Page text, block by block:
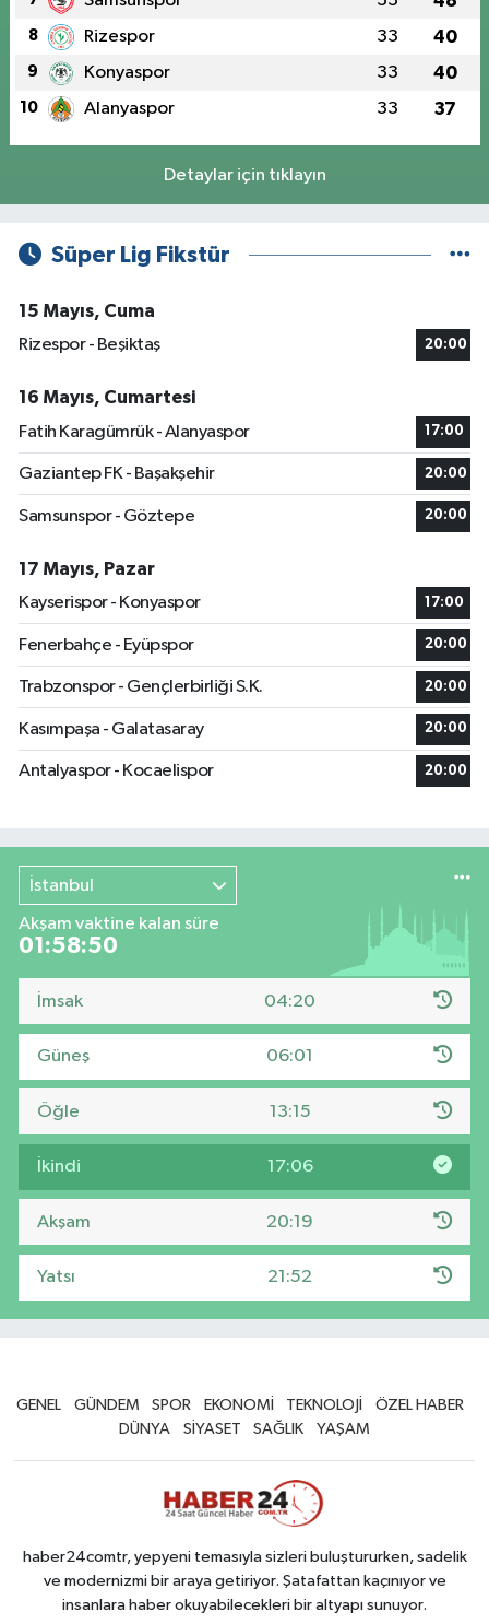
8 Rizespor 33 40
9 Konyaspor 33 40
10 Alanyaspor 33 37
Detaylar için tıklayın
Süper Lig Fikstür
15 Mayıs, Cuma
Rizespor - Beşiktaş
20:00
16 Mayıs, Cumartesi
Fatih Karagümrük - Alanyaspor
17:00
Gaziantep FK - Başakşehir 20:00
Samsunspor - Göztepe 20:00
17 Mayıs, Pazar
Kayserispor - Konyaspor
17:00
Fenerbahçe - Eyüpspor 20:00
Trabzonspor - Gençlerbirliği S.K. 20:00
Kasımpaşa - Galatasaray 20:00
Antalyaspor - Kocaelispor 20:00
İstanbul
Akşam vaktine kalan süre
01:58:49
İmsak 04:20
Güneş 06:01
Öğle 13:15
İkindi 17:06
Akşam 20:19
Yatsı 21:52
GENEL GÜNDEM SPOR EKONOMİ TEKNOLOJİ
ÖZEL HABER
DÜNYA
SİYASET SAĞLIK YAŞAM
haber24comtr, yepyeni temasıyla sizleri buluştururken, sadelik
ve modernizmi bir araya getiriyor. Şatafattan kaçınıyor ve
insanlara haber okuyabilecekleri bir altyapı sunuyor.